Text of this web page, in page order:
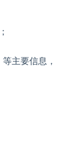
主要信息，